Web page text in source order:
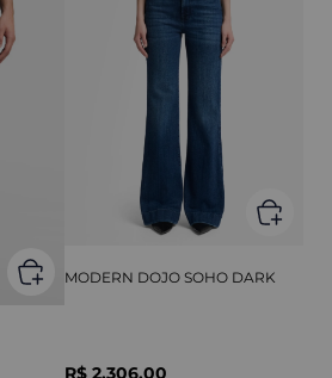
MODERN DOJO SOHO DARK
R$ 2.306,00